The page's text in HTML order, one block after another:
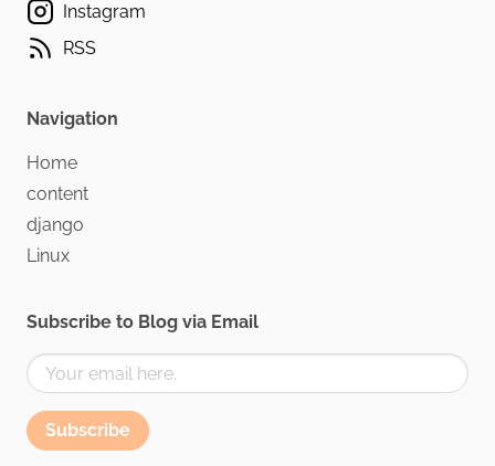
Instagram
RSS
Navigation
Home
content
django
Linux
Subscribe to Blog via Email
Subscribe